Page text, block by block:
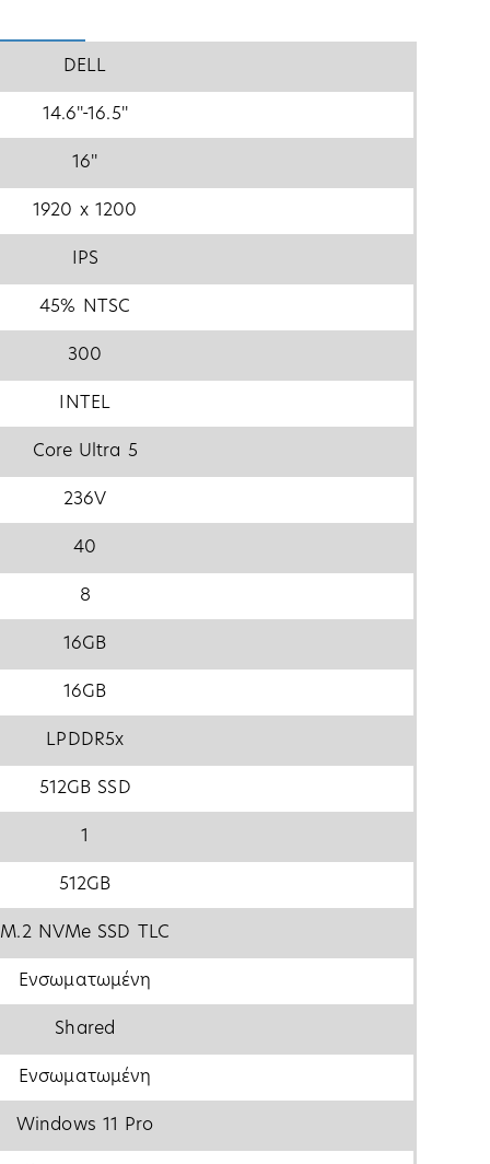
DELL
14.6''-16.5''
16''
1920 x 1200
IPS
45% NTSC
300
INTEL
Core Ultra 5
236V
40
8
16GB
16GB
LPDDR5x
512GB SSD
1
512GB
M.2 NVMe SSD TLC
Ενσωματωμένη
Shared
Ενσωματωμένη
Windows 11 Pro